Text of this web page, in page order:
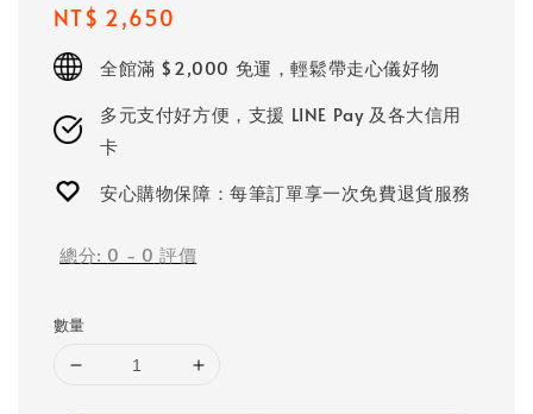
Regular
price
NT$ 2,650
全館滿 $2,000 免運，輕鬆帶走心儀好物
多元支付好方便，支援 LINE Pay 及各大信用
卡
安心購物保障：每筆訂單享一次免費退貨服務
總分: 0 - 0 評價
數量